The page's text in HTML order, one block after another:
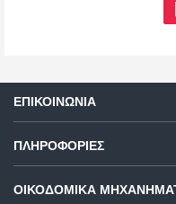
ΕΠΙΚΟΙΝΩΝΊΑ
ΠΛΗΡΟΦΟΡΊΕΣ
ΟΙΚΟΔΟΜΙΚΑ